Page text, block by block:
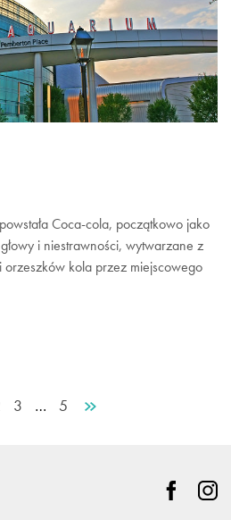
Coca-cola, początkowo jako
i niestrawności, wytwarzane z
kola przez miejscowego
3 … 5